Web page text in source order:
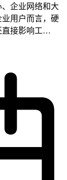
企业网络和大
用户而言，硬
直接影响工…